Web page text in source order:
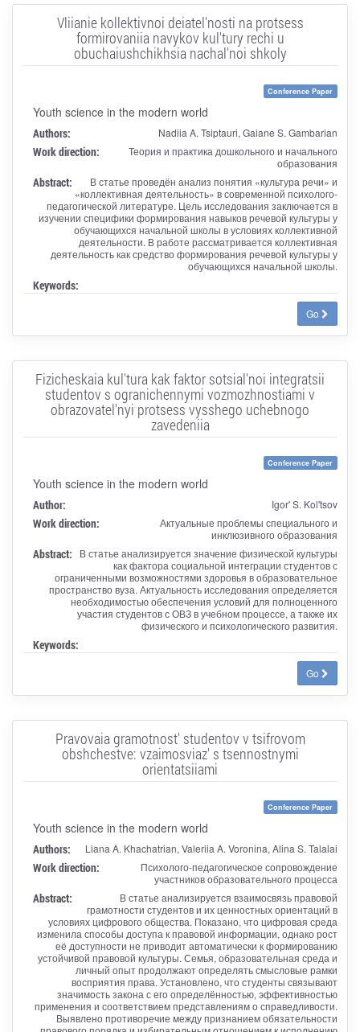
Vliianie kollektivnoi deiatel'nosti na protsess
formirovaniia navykov kul'tury rechi u
obuchaiushchikhsia nachal'noi shkoly
Conference Paper
Youth science in the modern world
Authors: Nadiia A. Tsiptauri, Gaiane S. Gambarian
Work direction:
Теория и практика дошкольного и начального
образования
Abstract:
В статье проведён анализ понятия «культура речи» и
«коллективная деятельность» в современной психолого-
педагогической литературе. Цель исследования заключается в
изучении специфики формирования навыков речевой культуры у
обучающихся начальной школы в условиях коллективной
деятельности. В работе рассматривается коллективная
деятельность как средство формирования речевой культуры у
обучающихся начальной школы.
Keywords:
Go
Fizicheskaia kul'tura kak faktor sotsial'noi integratsii
studentov s ogranichennymi vozmozhnostiami v
obrazovatel'nyi protsess vysshego uchebnogo
zavedeniia
Conference Paper
Youth science in the modern world
Author: Igor' S. Kol'tsov
Work direction:
Актуальные проблемы специального и
инклюзивного образования
Abstract:
В статье анализируется значение физической культуры
как фактора социальной интеграции студентов с
ограниченными возможностями здоровья в образовательное
пространство вуза. Актуальность исследования определяется
необходимостью обеспечения условий для полноценного
участия студентов с ОВЗ в учебном процессе, а также их
физического и психологического развития.
Keywords:
Go
Pravovaia gramotnost' studentov v tsifrovom
obshchestve: vzaimosviaz' s tsennostnymi
orientatsiiami
Conference Paper
Youth science in the modern world
Authors: Liana A. Khachatrian, Valeriia A. Voronina, Alina S. Talalai
Work direction:
Психолого-педагогическое сопровождение
участников образовательного процесса
Abstract:
В статье анализируется взаимосвязь правовой
грамотности студентов и их ценностных ориентаций в
условиях цифрового общества. Показано, что цифровая среда
изменила способы доступа к правовой информации, однако рост
её доступности не приводит автоматически к формированию
устойчивой правовой культуры. Семья, образовательная среда и
личный опыт продолжают определять смысловые рамки
восприятия права. Установлено, что студенты связывают
значимость закона с его определённостью, эффективностью
применения и соответствием представлениям о справедливости.
Выявлено противоречие между признанием обязательности